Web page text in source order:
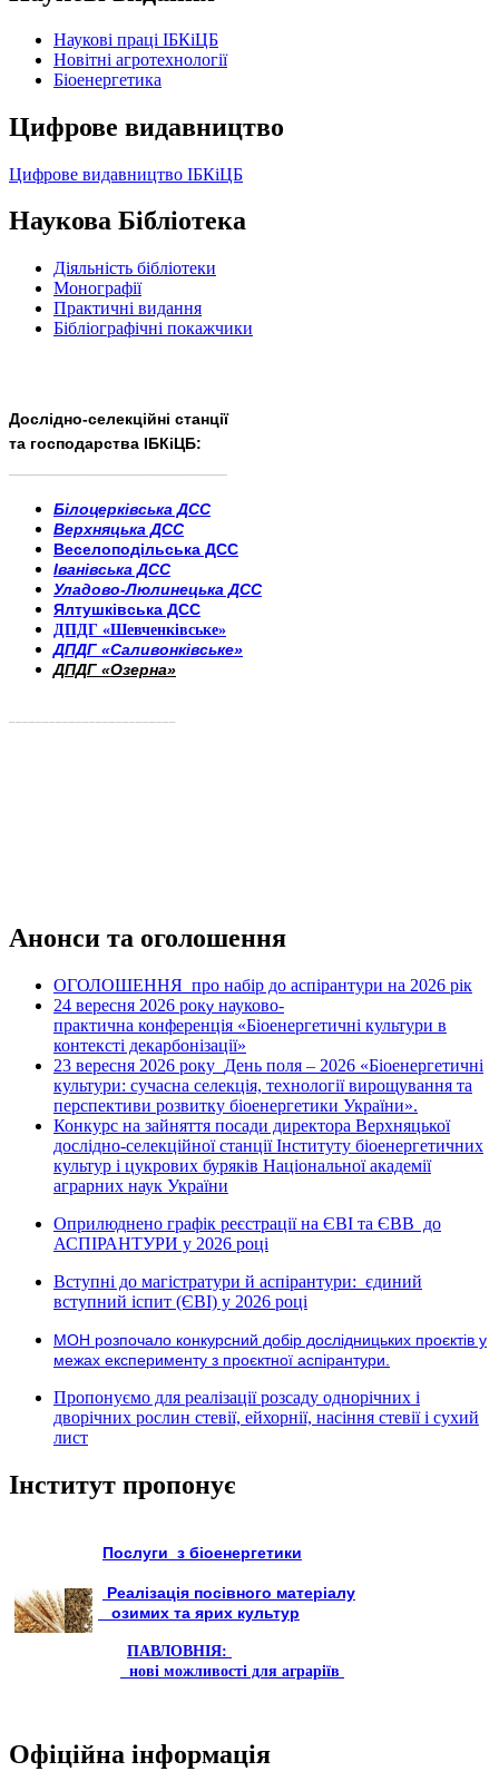
Наукові праці ІБКіЦБ
Новітні агротехнології
Бiоенергетика
Цифрове видавництво
Цифрове видавництво ІБКіЦБ
Наукова Бібліотека
Діяльність бібліотеки
Монографії
Практичні видання
Бібліографічні покажчики
Дослідно-селекційні станції
та господарства ІБКіЦБ:
Білоцерківська ДСС
Верхняцька ДСС
Веселоподільська ДСС
Іванівська ДСС
Уладово-Люлинецька ДСС
Ялтушківська ДСС
ДПДГ «Шевченківське»
ДПДГ «Саливонківське»
ДПДГ «Озерна»
Анонси та оголошення
ОГОЛОШЕННЯ про набір до аспірантури на 2026 рік
24 вересня 2026 року науково-
практична конференція «Біоенергетичні культури в
контексті декарбонізації»
23 вересня 2026 року День поля – 2026 «Біоенергетичні
культури: сучасна селекція, технології вирощування та
перспективи розвитку біоенергетики України».
Конкурс на зайняття посади директора Верхняцької
дослідно-селекційної станції Інституту біоенергетичних
культур і цукрових буряків Національної академії
аграрних наук України
Оприлюднено графік реєстрації на ЄВІ та ЄВВ до
АСПІРАНТУРИ у 2026 році
Вступні до магістратури й аспірантури: єдиний
вступний іспит (ЄВІ) у 2026 році
МОН розпочало конкурсний добір дослідницьких проєктів у
межах експерименту з проєктної аспірантури.
Пропонуємо для реалізації розсаду однорічних і
дворічних рослин стевії, ейхорнії, насіння стевії і сухий
лист
Інститут пропонує
Послуги з біоенергетики
Реалізація посівного матеріалу
озимих та ярих культур
ПАВЛОВНІЯ:
нові можливості для аграріїв
Офіційна інформація